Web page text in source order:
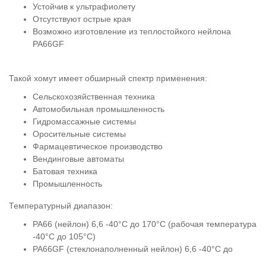
Устойчив к ультрафиолету
Отсутствуют острые края
Возможно изготовление из теплостойкого нейлона
PA66GF
Такой хомут имеет обширный спектр применения:
Сельскохозяйственная техника
Автомобильная промышленность
Гидромассажные системы
Оросительные системы
Фармацевтическое производство
Вендинговые автоматы
Батовая техника
Промышленность
Температурный диапазон:
PA66 (нейлон) 6,6 -40°C до 170°C (рабочая температура
-40°C до 105°C)
PA66GF (стеклонаполненный нейлон) 6,6 -40°C до